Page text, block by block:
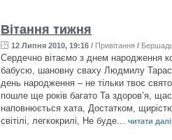
Вітання тижня
12 Липня 2010, 19:16 / Привітання /
Сердечно вітаємо з днем народження
бабусю, шановну сваху Людмилу
день народження – не тільки твоє
пошле ще років багато Та здоров’я,
наповнюється хата, Достатком,
світілі, легкокрилі, Не буде... читати